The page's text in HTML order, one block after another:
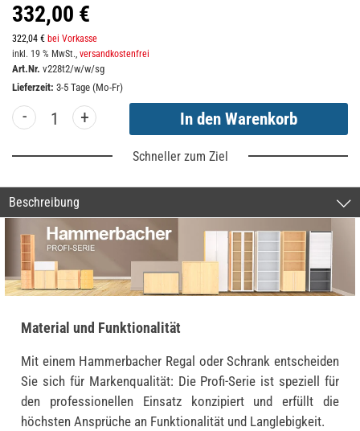
332,00 €
322,04 € bei Vorkasse
inkl. 19 % MwSt., versandkostenfrei
Art.Nr. v228t2/w/w/sg
Lieferzeit: 3-5 Tage (Mo-Fr)
- +
Schneller zum Ziel
Beschreibung
Material und Funktionalität
Mit einem Hammerbacher Regal oder Schrank entscheiden
Sie sich für Markenqualität: Die Profi-Serie ist speziell für
den professionellen Einsatz konzipiert und erfüllt die
höchsten Ansprüche an Funktionalität und Langlebigkeit.